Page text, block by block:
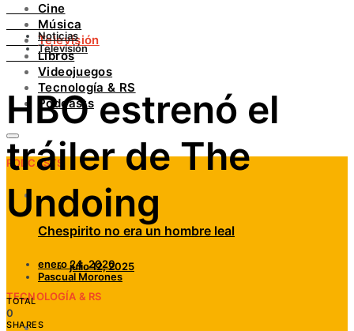
INSTAGRAM
PINTEREST
YOUTUBE
LINKEDIN
Cine
Música
Televisión
Libros
Videojuegos
Tecnología & RS
Podcasts
PODCASTS
Chespirito no era un hombre leal
julio 12, 2025
TECNOLOGÍA & RS
Noticias
Televisión
HBO estrenó el
tráiler de The
Undoing
enero 24, 2020
Pascual Morones
TOTAL
0
SHARES